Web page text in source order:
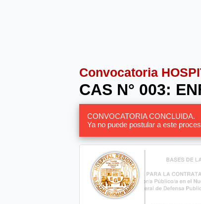
Convocatoria
CAS N° 003:
CONVOCATORIA CONCLUIDA.
Ya no puede postular a este